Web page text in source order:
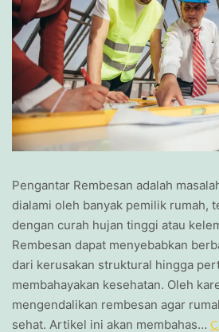
Pengantar Rembesan adalah
dialami oleh banyak pemilik rumah,
dengan curah hujan tinggi atau
Rembesan dapat menyebabkan
dari kerusakan struktural hingga
membahayakan kesehatan. Oleh
mengendalikan rembesan agar
sehat. Artikel ini akan membahas…